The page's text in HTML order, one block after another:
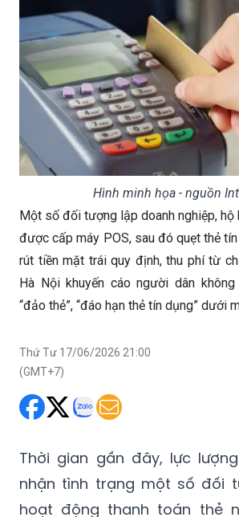
Hình minh họa - nguồn
Một số đối tượng lập doanh nghiệp, hộ
được cấp máy POS, sau đó quẹt thẻ
rút tiền mặt trái quy định, thu phí từ
Hà Nội khuyến cáo người dân
“đảo thẻ”, “đáo hạn thẻ tín dụng” dưới
Thứ Tư 17/06/2026 21:00
(GMT+7)
Thời gian gần đây, lực
nhận tình trạng một số đối
hoạt động thanh toán thẻ